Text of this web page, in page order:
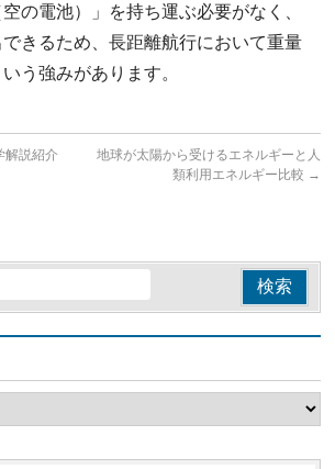
の電池）」を持ち運ぶ必要がなく、
きるため、長距離航行において重量
う強みがあります。
解説紹介
地球が太陽から受けるエネルギーと人
類利用エネルギー比較 →